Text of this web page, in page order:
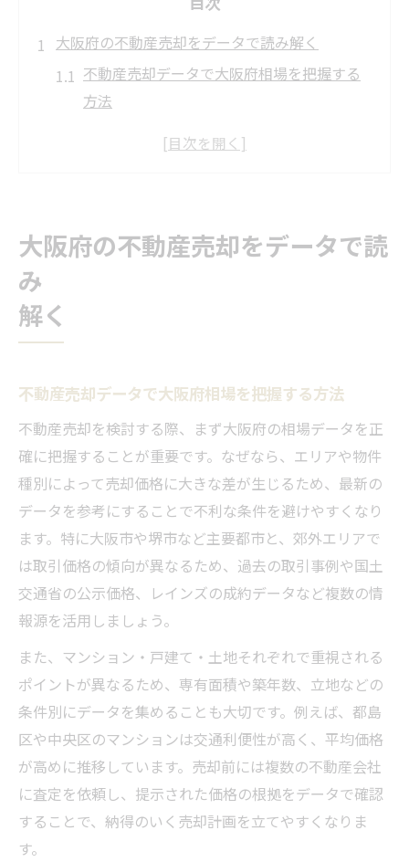
大阪府の不動産売却をデータで読み解く
不動産売却データで大阪府相場を把握する
方法
大阪マンション売却の傾向と市場データ分
響
マンションと戸建てで変わる売却相場の動向
相場
大阪のマンション売却相場とその特徴を解
説
戸建て売却が難しい理由と市場データの活
用
大阪府でのマンション価格推移を知るポイ
ント
不動産売却における物件種別ごとの相場比
較
最新データが示す大阪の不動産価格推移
最新データで読み解く大阪の不動産売却動
向
マンション価格推移から見る売却のタイミ
ング
大阪新築マンション価格推移と売却戦略の
大阪府の不動産売却をデータで読
み
解く
不動産売却データで大阪府相場を把握する方法
不動産売却を検討する際、まず大阪府の相場データを正
確に把握することが重要です。なぜなら、エリアや物件
種別によって売却価格に大きな差が生じるため、最新の
データを参考にすることで不利な条件を避けやすくなり
ます。特に大阪市や堺市など主要都市と、郊外エリアで
は取引価格の傾向が異なるため、過去の取引事例や国土
交通省の公示価格、レインズの成約データなど複数の情
報源を活用しましょう。
また、マンション・戸建て・土地それぞれで重視される
ポイントが異なるため、専有面積や築年数、立地などの
条件別にデータを集めることも大切です。例えば、都島
区や中央区のマンションは交通利便性が高く、平均価格
が高めに推移しています。売却前には複数の不動産会社
に査定を依頼し、提示された価格の根拠をデータで確認
することで、納得のいく売却計画を立てやすくなりま
す。